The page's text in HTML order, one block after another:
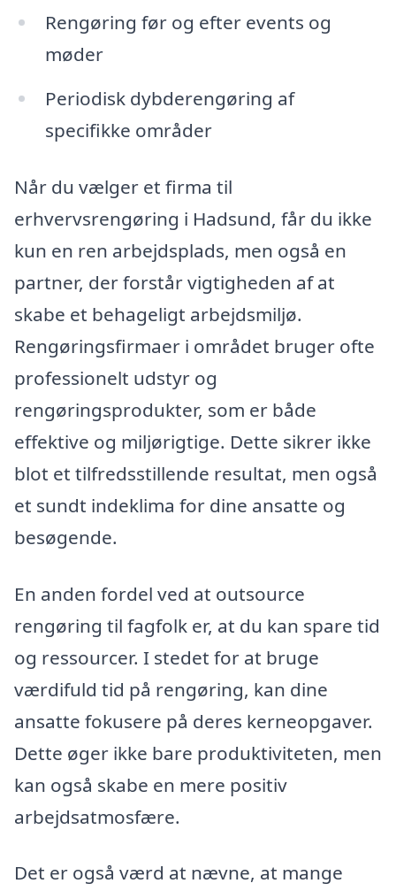
Rengøring før og efter events og
møder
Periodisk dybderengøring af
specifikke områder
Når du vælger et firma til
erhvervsrengøring i Hadsund, får du ikke
kun en ren arbejdsplads, men også en
partner, der forstår vigtigheden af at
skabe et behageligt arbejdsmiljø.
Rengøringsfirmaer i området bruger ofte
professionelt udstyr og
rengøringsprodukter, som er både
effektive og miljørigtige. Dette sikrer ikke
blot et tilfredsstillende resultat, men også
et sundt indeklima for dine ansatte og
besøgende.
En anden fordel ved at outsource
rengøring til fagfolk er, at du kan spare tid
og ressourcer. I stedet for at bruge
værdifuld tid på rengøring, kan dine
ansatte fokusere på deres kerneopgaver.
Dette øger ikke bare produktiviteten, men
kan også skabe en mere positiv
arbejdsatmosfære.
Det er også værd at nævne, at mange